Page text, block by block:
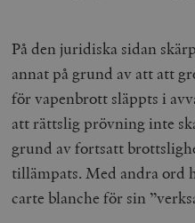
På den juridiska sidan
annat på grund av att att
för vapenbrott släppts i
att rättslig prövning inte
grund av fortsatt
tillämpats. Med andra
carte blanche för sin